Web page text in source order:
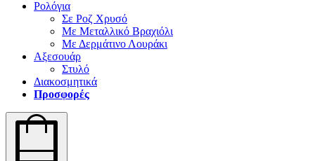
Ρολόγια
Σε Ροζ Χρυσό
Με Μεταλλικό Βραχιόλι
Με Δερμάτινο Λουράκι
Αξεσουάρ
Στυλό
Διακοσμητικά
Προσφορές